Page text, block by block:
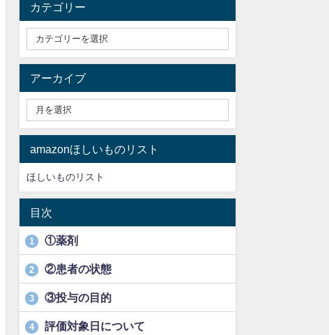
カテゴリー
アーカイブ
amazonほしいものリスト
ほしいものリスト
目次
1 ①薬剤
2 ②患者の状態
3 ③投与の目的
4 評価対象日について